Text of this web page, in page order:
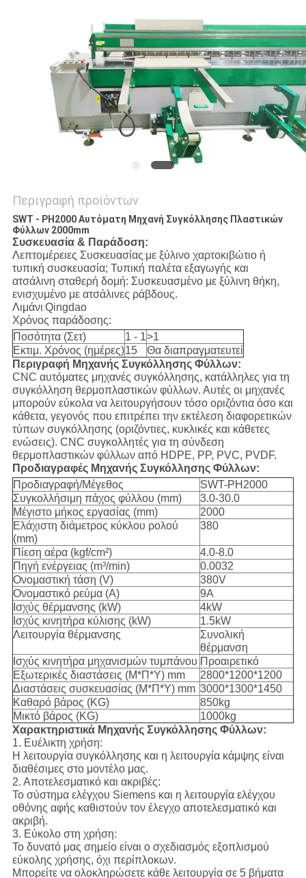
Περιγραφή προϊόντων
SWT - PH2000 Αυτόματη Μηχανή Συγκόλλησης Πλαστικών
Φύλλων 2000mm
Συσκευασία & Παράδοση:
Λεπτομέρειες Συσκευασίας:με ξύλινο χαρτοκιβώτιο ή
τυπική συσκευασία; Τυπική παλέτα εξαγωγής και
ατσάλινη σταθερή δομή: Συσκευασμένο με ξύλινη θήκη,
ενισχυμένο με ατσάλινες ράβδους.
Λιμάνι:Qingdao
Χρόνος παράδοσης:
Ποσότητα (Σετ)
1 - 1>1
Εκτιμ. Χρόνος (ημέρες)15
Θα διαπραγματευτεί
Περιγραφή Μηχανής Συγκόλλησης Φύλλων:
CNC αυτόματες μηχανές συγκόλλησης, κατάλληλες για τη
συγκόλληση θερμοπλαστικών φύλλων. Αυτές οι μηχανές
μπορούν εύκολα να λειτουργήσουν τόσο οριζόντια όσο και
κάθετα, γεγονός που επιτρέπει την εκτέλεση διαφορετικών
τύπων συγκόλλησης (οριζόντιες, κυκλικές και κάθετες
ενώσεις). CNC συγκολλητές για τη σύνδεση
θερμοπλαστικών φύλλων από HDPE, PP, PVC, PVDF.
Προδιαγραφές Μηχανής Συγκόλλησης Φύλλων:
Προδιαγραφή/Μέγεθος
SWT-PH2000
Συγκολλήσιμη πάχος φύλλου (mm)
3.0-30.0
Μέγιστο μήκος εργασίας (mm)
2000
Ελάχιστη διάμετρος κύκλου ρολού
(mm)
380
Πίεση αέρα (kgf/cm²)
4.0-8.0
Πηγή ενέργειας (m³/min)
0.0032
Ονομαστική τάση (V)
380V
Ονομαστικό ρεύμα (A)
9A
Ισχύς θέρμανσης (kW)
4kW
Ισχύς κινητήρα κύλισης (kW)
1.5kW
Λειτουργία θέρμανσης
Συνολική
θέρμανση
Ισχύς κινητήρα μηχανισμών τυμπάνου Προαιρετικό
Εξωτερικές διαστάσεις (Μ*Π*Υ) mm
2800*1200*1200
Διαστάσεις συσκευασίας (Μ*Π*Υ) mm 3000*1300*1450
Καθαρό βάρος (KG)
850kg
Μικτό βάρος (KG)
1000kg
Χαρακτηριστικά Μηχανής Συγκόλλησης Φύλλων:
1. Ευέλικτη χρήση:
Η λειτουργία συγκόλλησης και η λειτουργία κάμψης είναι
διαθέσιμες στο μοντέλο μας.
2. Αποτελεσματικό και ακριβές:
Το σύστημα ελέγχου Siemens και η λειτουργία ελέγχου
οθόνης αφής καθιστούν τον έλεγχο αποτελεσματικό και
ακριβή.
3. Εύκολο στη χρήση:
Το δυνατό μας σημείο είναι ο σχεδιασμός εξοπλισμού
εύκολης χρήσης, όχι περίπλοκων.
Μπορείτε να ολοκληρώσετε κάθε λειτουργία σε 5 βήματα